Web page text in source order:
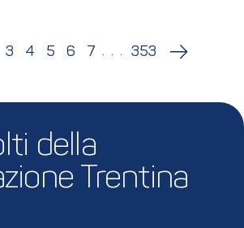
3 4 5 6 7 ... 353
della
Trentina